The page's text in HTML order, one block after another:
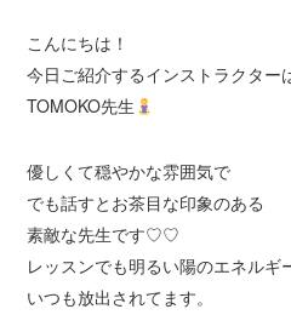
こんにちは！
今日ご紹介するインストラクター
TOMOKO先生
優しくて穏やかな雰囲気で
でも話すとお茶目な印象のある
素敵な先生です♡♡
レッスンでも明るい陽のエネルギ
いつも放出されてます。